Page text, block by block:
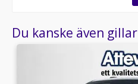
Du kanske även gillar